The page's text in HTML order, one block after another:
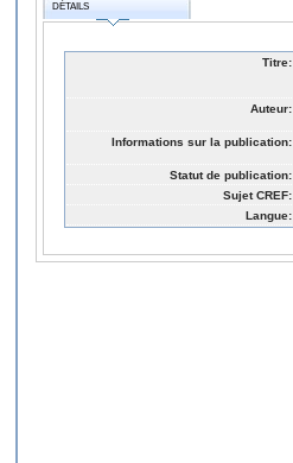
DÉTAILS
Titre:
Auteur:
Informations sur la publication:
Statut de publication:
Sujet CREF:
Langue: